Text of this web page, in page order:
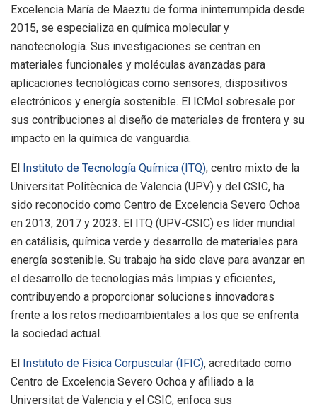
Excelencia María de Maeztu de forma ininterrumpida desde
2015, se especializa en química molecular y
nanotecnología. Sus investigaciones se centran en
materiales funcionales y moléculas avanzadas para
aplicaciones tecnológicas como sensores, dispositivos
electrónicos y energía sostenible. El ICMol sobresale por
sus contribuciones al diseño de materiales de frontera y su
impacto en la química de vanguardia.
El Instituto de Tecnología Química (ITQ), centro mixto de la
Universitat Politècnica de Valencia (UPV) y del CSIC, ha
sido reconocido como Centro de Excelencia Severo Ochoa
en 2013, 2017 y 2023. El ITQ (UPV-CSIC) es líder mundial
en catálisis, química verde y desarrollo de materiales para
energía sostenible. Su trabajo ha sido clave para avanzar en
el desarrollo de tecnologías más limpias y eficientes,
contribuyendo a proporcionar soluciones innovadoras
frente a los retos medioambientales a los que se enfrenta
la sociedad actual.
El Instituto de Física Corpuscular (IFIC), acreditado como
Centro de Excelencia Severo Ochoa y afiliado a la
Universitat de Valencia y el CSIC, enfoca sus